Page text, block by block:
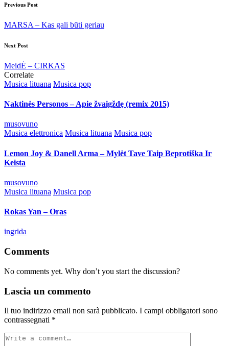
Post
navigation
Previous Post
MARSA – Kas gali būti geriau
Next Post
MeidĖ – CIRKAS
Correlate
Posted
Musica lituana Musica pop
Naktinės Personos – Apie žvaigždę (remix 2015)
Posted
by
musovuno
Posted
Musica elettronica Musica lituana Musica pop
Lemon Joy & Danell Arma – Mylėt Tave Taip Beprotiška Ir
Keista
Posted
by
musovuno
Posted
Musica lituana Musica pop
Rokas Yan – Oras
Posted
ingrida
Comments
No comments yet. Why don’t you start the discussion?
Lascia un commento
Il tuo indirizzo email non sarà pubblicato. I campi obbligatori sono
contrassegnati *